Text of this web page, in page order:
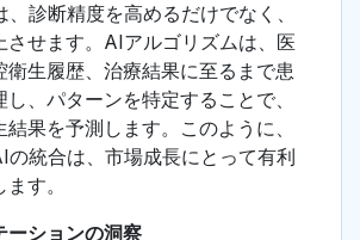
診断精度を高めるだけでなく、
させます。AIアルゴリズムは、医
衛生履歴、治療結果に至るまで患
、パターンを特定することで、
果を予測します。このように、
の統合は、市場成長にとって有利
す。
ーションの洞察